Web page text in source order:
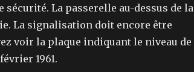
La passerelle au-dessus de la
La signalisation doit encore être
voir la plaque indiquant le niveau de
1961.